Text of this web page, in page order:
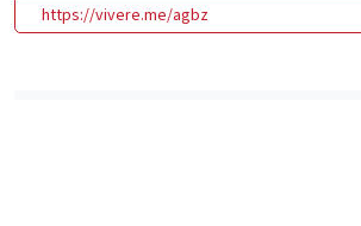
https://vivere.me/agbz